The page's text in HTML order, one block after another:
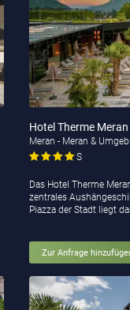
Hotel Therme Meran
Meran - Meran &
S
Das Hotel Therme
zentrales
Piazza der Stadt liegt
Zur Anfrage